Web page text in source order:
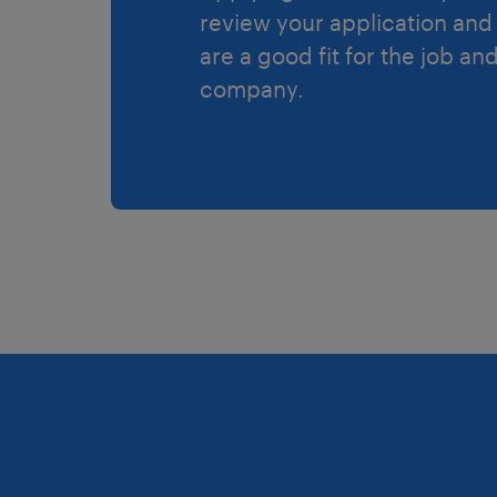
review your application and
are a good fit for the job
company.